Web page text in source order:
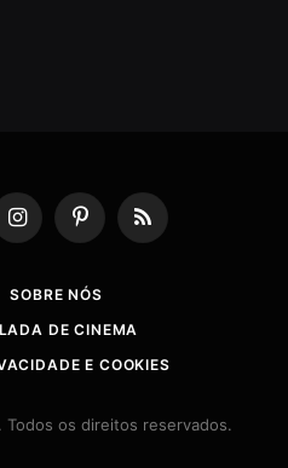
InstagramPinterestRSS
SOBRE NÓS
DE CINEMA
E COOKIES
Todos os direitos reservados.